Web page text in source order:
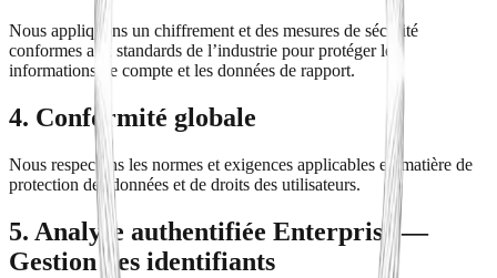
Nous appliquons un chiffrement et des mesures de sécurité
conformes aux standards de l’industrie pour protéger les
informations de compte et les données de rapport.
4. Conformité globale
Nous respectons les normes et exigences applicables en matière de
protection des données et de droits des utilisateurs.
5. Analyse authentifiée Enterprise —
Gestion des identifiants